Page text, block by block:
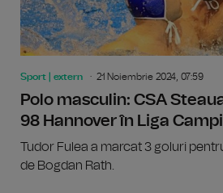
Sport | extern 21 Noiembrie 2024, 07:59
Polo masculin: CSA
98 Hannover în Liga
Tudor Fulea a marcat 3 goluri
de Bogdan Rath.